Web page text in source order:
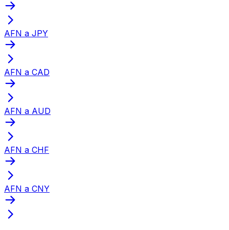
AFN a JPY
AFN a CAD
AFN a AUD
AFN a CHF
AFN a CNY